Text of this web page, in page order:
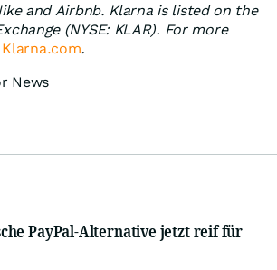
and Airbnb. Klarna is listed on the
(NYSE: KLAR). For more
Klarna.com.
News
PayPal-Alternative jetzt reif für